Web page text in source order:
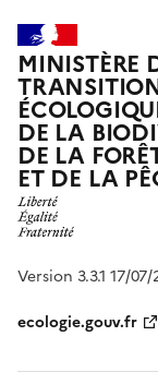
MINISTÈRE
DE LA
DE LA
ET DE LA
Version 3.3.1 17/07/
ecologie.gouv.fr